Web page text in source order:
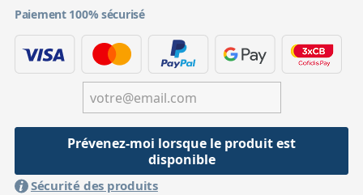
Paiement 100% sécurisé
Prévenez-moi lorsque le produit est
disponible
Sécurité des produits